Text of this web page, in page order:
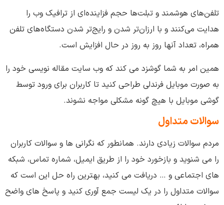
تلفن‌های هوشمند و تبلت‌ها حجم فزاینده‌ای از ترافیک وب را
هدایت می‌کنند و با ارزان‌تر شدن و رایج‌تر شدن دستگاه‌های تلفن
همراه، تعداد آنها روز به روز در حال افزایش است.
همین امر به شما گوشزد می کند که وب سایت مقاله نویسی خود را
به صورت موبایل فرندلی طراحی کنید تا کاربران برای ورود توسط
گوشی موبایل با هیچ گونه مشکلی مواجه نشوند.
سوالات متداول
مردم سوالات زیادی دارند. همانطور که نگرانی ها و سوالات کاربران
را می شنوید و بازخورد خود را از طریق ایمیل، شماره تماس، شبکه
های اجتماعی و … دریافت می کنید، بهترین راه حل این است که
سوالات متداول را در یک لیست جمع آوری کنید و پاسخ های واضح